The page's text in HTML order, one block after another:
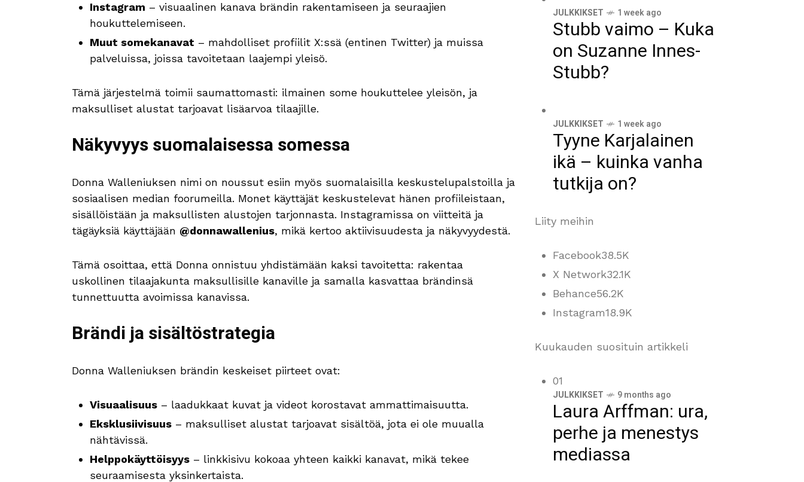
Instagram – visuaalinen kanava brändin rakentamiseen ja seuraajien
houkuttelemiseen.
Muut somekanavat – mahdolliset profiilit X:ssä (entinen Twitter) ja muissa
palveluissa, joissa tavoitetaan laajempi yleisö.
Tämä järjestelmä toimii saumattomasti: ilmainen some houkuttelee yleisön, ja
maksulliset alustat tarjoavat lisäarvoa tilaajille.
Näkyvyys suomalaisessa somessa
Donna Walleniuksen nimi on noussut esiin myös suomalaisilla keskustelupalstoilla ja
sosiaalisen median foorumeilla. Monet käyttäjät keskustelevat hänen profiileistaan,
sisällöistään ja maksullisten alustojen tarjonnasta. Instagramissa on viitteitä ja
tägäyksiä käyttäjään @donnawallenius, mikä kertoo aktiivisuudesta ja näkyvyydestä.
Tämä osoittaa, että Donna onnistuu yhdistämään kaksi tavoitetta: rakentaa
uskollinen tilaajakunta maksullisille kanaville ja samalla kasvattaa brändinsä
tunnettuutta avoimissa kanavissa.
Brändi ja sisältöstrategia
Donna Walleniuksen brändin keskeiset piirteet ovat:
Visuaalisuus – laadukkaat kuvat ja videot korostavat ammattimaisuutta.
Eksklusiivisuus – maksulliset alustat tarjoavat sisältöä, jota ei ole muualla
nähtävissä.
Helppokäyttöisyys – linkkisivu kokoaa yhteen kaikki kanavat, mikä tekee
seuraamisesta yksinkertaista.
JULKKIKSET 1 week ago
Stubb vaimo – Kuka
on Suzanne Innes-
Stubb?
JULKKIKSET 1 week ago
Tyyne Karjalainen
ikä – kuinka vanha
tutkija on?
Liity meihin
Facebook38.5K
X Network32.1K
Behance56.2K
Instagram18.9K
Kuukauden suosituin artikkeli
01
JULKKIKSET
9 months ago
Laura Arffman: ura,
perhe ja menestys
mediassa